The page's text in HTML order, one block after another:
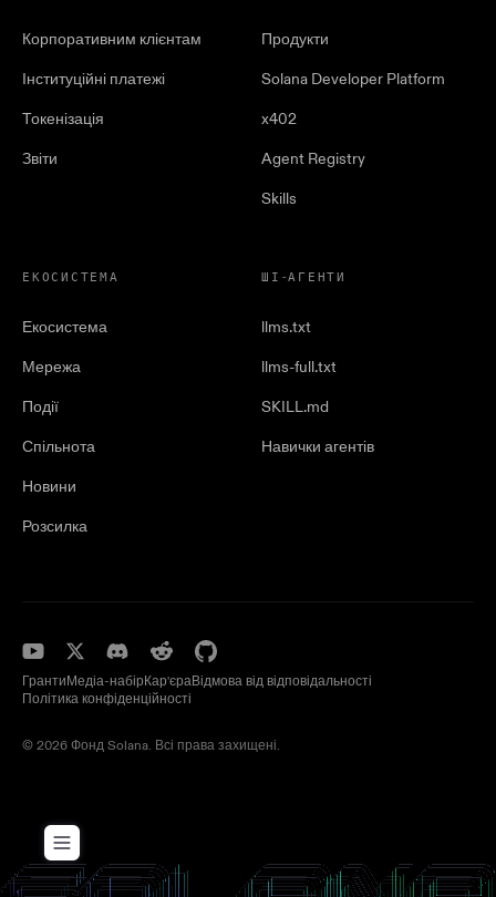
Корпоративним клієнтам
Інституційні платежі
Токенізація
Звіти
Продукти
Solana Developer Platform
x402
Agent Registry
Skills
ЕКОСИСТЕМА
Екосистема
Мережа
Події
Спільнота
Новини
Розсилка
ШІ-АГЕНТИ
llms.txt
llms-full.txt
SKILL.md
Навички агентів
ГрантиМедіа-набірКар'єраВідмова від відповідальності
Політика конфіденційності
© 2026 Фонд Solana. Всі права захищені.